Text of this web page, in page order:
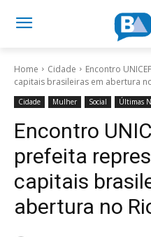
Home Cidade
Encontro
capitais brasileiras em abertura
Cidade Mulher Social Últimas
Encontro
prefeita
capitais
abertura no